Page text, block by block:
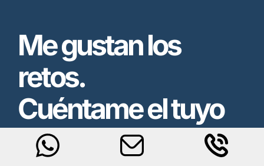
Me gustan los
retos.
Cuéntame el tuyo
Hablamos